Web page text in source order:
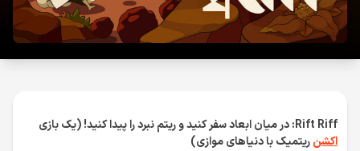
Rift Riff: در میان ابعاد سفر کنید و ریتم نبرد را پیدا کنید! (یک بازی
اکشنریتمیک با دنیاهای موازی)